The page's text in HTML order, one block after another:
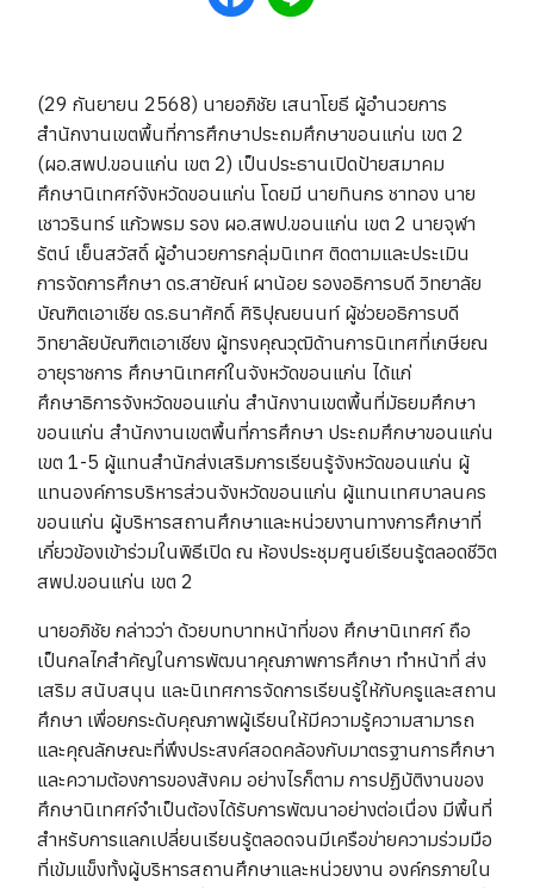
(29 กันยายน 2568) นายอภิชัย เสนาโยธี ผู้อำนวยการ
สำนักงานเขตพื้นที่การศึกษาประถมศึกษาขอนแก่น เขต 2
(ผอ.สพป.ขอนแก่น เขต 2) เป็นประธานเปิดป้ายสมาคม
ศึกษานิเทศก์จังหวัดขอนแก่น โดยมี นายทินกร ชาทอง นาย
เชาวรินทร์ แก้วพรม รอง ผอ.สพป.ขอนแก่น เขต 2 นายจุฬา
รัตน์ เย็นสวัสดิ์ ผู้อำนวยการกลุ่มนิเทศ ติดตามและประเมิน
การจัดการศึกษา ดร.สายัณห์ ผาน้อย รองอธิการบดี วิทยาลัย
บัณฑิตเอาเชีย ดร.ธนาศักดิ์ ศิริปุณยนนท์ ผู้ช่วยอธิการบดี
วิทยาลัยบัณฑิตเอาเชียง ผู้ทรงคุณวุฒิด้านการนิเทศที่เกษียณ
อายุราชการ ศึกษานิเทศก์ในจังหวัดขอนแก่น ได้แก่
ศึกษาธิการจังหวัดขอนแก่น สำนักงานเขตพื้นที่มัธยมศึกษา
ขอนแก่น สำนักงานเขตพื้นที่การศึกษา ประถมศึกษาขอนแก่น
เขต 1-5 ผู้แทนสำนักส่งเสริมการเรียนรู้จังหวัดขอนแก่น ผู้
แทนองค์การบริหารส่วนจังหวัดขอนแก่น ผู้แทนเทศบาลนคร
ขอนแก่น ผู้บริหารสถานศึกษาและหน่วยงานทางการศึกษาที่
เกี่ยวข้องเข้าร่วมในพิธีเปิด ณ ห้องประชุมศูนย์เรียนรู้ตลอดชีวิต
สพป.ขอนแก่น เขต 2
นายอภิชัย กล่าวว่า ด้วยบทบาทหน้าที่ของ ศึกษานิเทศก์ ถือ
เป็นกลไกสำคัญในการพัฒนาคุณภาพการศึกษา ทำหน้าที่ ส่ง
เสริม สนับสนุน และนิเทศการจัดการเรียนรู้ให้กับครูและสถาน
ศึกษา เพื่อยกระดับคุณภาพผู้เรียนให้มีความรู้ความสามารถ
และคุณลักษณะที่พึงประสงค์สอดคล้องกับมาตรฐานการศึกษา
และความต้องการของสังคม อย่างไรก็ตาม การปฏิบัติงานของ
ศึกษานิเทศก์จำเป็นต้องได้รับการพัฒนาอย่างต่อเนื่อง มีพื้นที่
สำหรับการแลกเปลี่ยนเรียนรู้ตลอดจนมีเครือข่ายความร่วมมือ
ที่เข้มแข็งทั้งผู้บริหารสถานศึกษาและหน่วยงาน องค์กรภายใน